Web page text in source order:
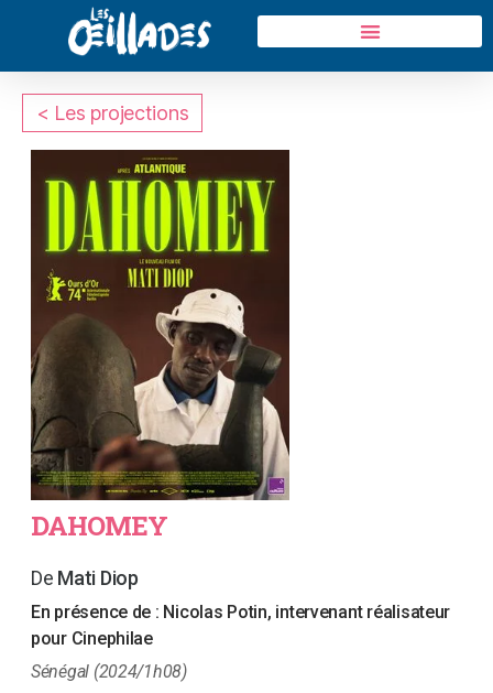
< Les projections
DAHOMEY
Mati Diop
En présence de : Nicolas Potin, intervenant réalisateur
pour Cinephilae
Sénégal (2024/1h08)